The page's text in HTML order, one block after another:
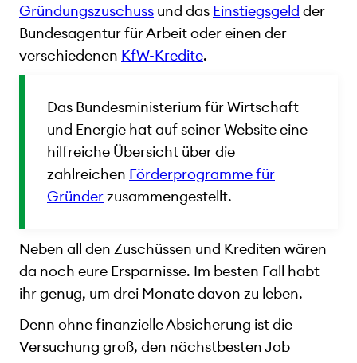
Gründungszuschuss und das Einstiegsgeld der
Bundesagentur für Arbeit oder einen der
verschiedenen KfW-Kredite.
Das Bundesministerium für Wirtschaft
und Energie hat auf seiner Website eine
hilfreiche Übersicht über die
zahlreichen Förderprogramme für
Gründerzusammengestellt.
Neben all den Zuschüssen und Krediten wären
da noch eure Ersparnisse. Im besten Fall habt
ihr genug, um drei Monate davon zu leben.
Denn ohne finanzielle Absicherung ist die
Versuchung groß, den nächstbesten Job